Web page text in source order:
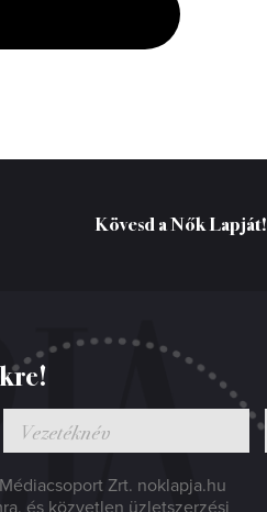
Kövesd a Nők Lapját!
Zrt. noklapja.hu